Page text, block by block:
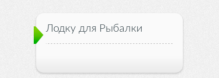
Лодку для Рыбалки